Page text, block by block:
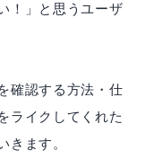
！」と思うユーザ
確認する方法・仕
ライクしてくれた
きます。